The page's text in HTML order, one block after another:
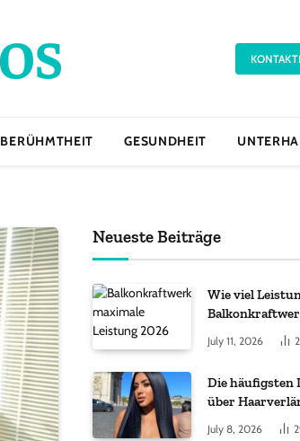
BERÜHMTHEIT GESUNDHEIT
Neueste Beiträge
Wie viel
July 11, 2026
Die
über
July 8, 2026